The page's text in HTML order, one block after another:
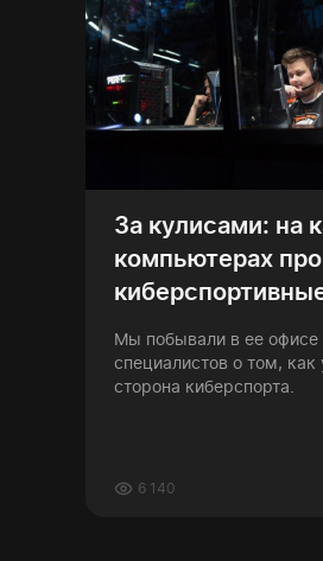
За кулисами: на
компьютерах
Мы побывали в ее офисе
специалистов о том, как
сторона киберспорта.
6 140